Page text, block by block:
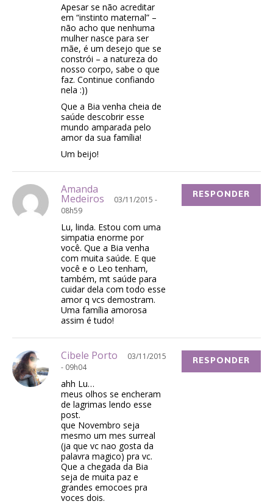
Apesar se não acreditar
em “instinto maternal” –
não acho que nenhuma
mulher nasce para ser
mãe, é um desejo que se
constrói – a natureza do
nosso corpo, sabe o que
faz. Continue confiando
nela :))
Que a Bia venha cheia de
saúde descobrir esse
mundo amparada pelo
amor da sua família!
Um beijo!
Amanda
Medeiros
03/11/2015 -
08h59
Lu, linda. Estou com uma
simpatia enorme por
você. Que a Bia venha
com muita saúde. E que
você e o Leo tenham,
também, mt saúde para
cuidar dela com todo esse
amor q vcs demostram.
Uma família amorosa
assim é tudo!
RESPONDER
Cibele Porto
03/11/2015
- 09h04
ahh Lu…
meus olhos se encheram
de lagrimas lendo esse
post.
que Novembro seja
mesmo um mes surreal
(ja que vc nao gosta da
palavra magico) pra vc.
Que a chegada da Bia
seja de muita paz e
grandes emocoes pra
voces dois.
RESPONDER